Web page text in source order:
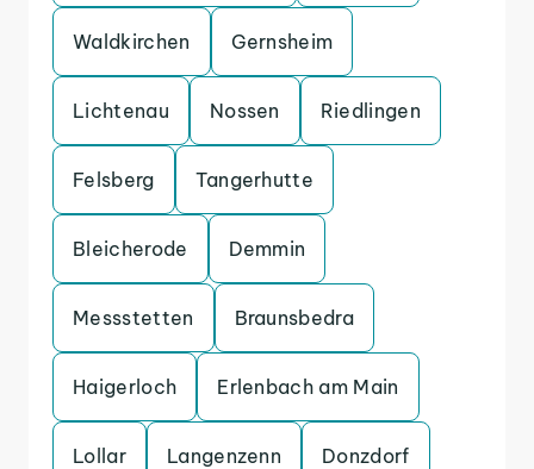
Waldkirchen Gernsheim
Lichtenau Nossen Riedlingen
Felsberg Tangerhutte
Bleicherode Demmin
Messstetten Braunsbedra
Haigerloch Erlenbach am Main
Lollar Langenzenn Donzdorf